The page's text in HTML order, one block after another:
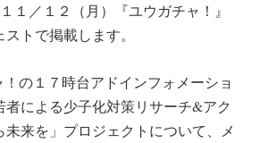
１／１２（月）『ユウガチャ！』
トで掲載します。
！の１７時台アドインフォメーショ
者による少子化対策リサーチ&アク
未来を」プロジェクトについて、メ